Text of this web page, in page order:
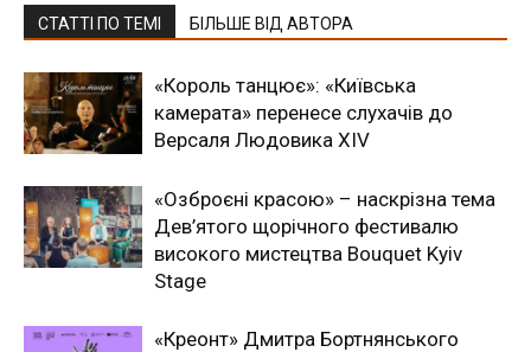
СТАТТІ ПО ТЕМІ БІЛЬШЕ ВІД АВТОРА
«Король танцює»: «Київська
камерата» перенесе слухачів до
Версаля Людовика XIV
«Озброєні красою» – наскрізна тема
Дев’ятого щорічного фестивалю
високого мистецтва Bouquet Kyiv
Stage
«Креонт» Дмитра Бортнянського